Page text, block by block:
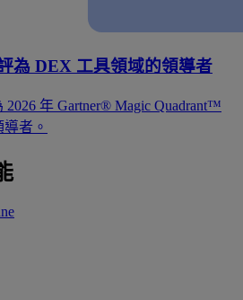
為 DEX 工具領域的領導者
2026 年 Gartner® Magic Quadrant™
者。